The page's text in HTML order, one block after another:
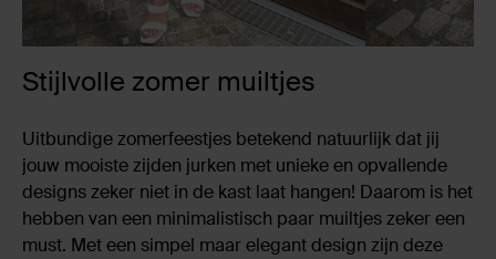
Stijlvolle zomer muiltjes
Uitbundige zomerfeestjes betekend natuurlijk dat jij
jouw mooiste zijden jurken met unieke en opvallende
designs zeker niet in de kast laat hangen! Daarom is het
hebben van een minimalistisch paar muiltjes zeker een
must. Met een simpel maar elegant design zijn deze